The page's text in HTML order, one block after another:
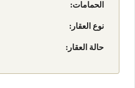
الحمامات:
نوع العقار:
حالة العقار: